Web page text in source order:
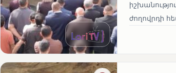
ժողովրդի